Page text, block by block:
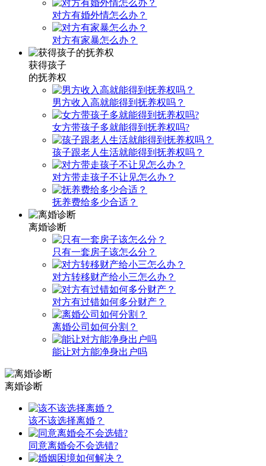
对方有婚外情怎么办？
对方有家暴怎么办？
获得孩子
的抚养权
男方收入高就能得到抚养权吗？
女方带孩子多就能得到抚养权吗?
孩子跟老人生活就能得到抚养权吗？
对方带走孩子不让见怎么办？
抚养费给多少合适？
离婚诊断
只有一套房子该怎么分？
对方转移财产给小三怎么办？
对方有过错如何多分财产？
离婚公司如何分割？
能让对方能净身出户吗
离婚诊断
该不该选择离婚？
同意离婚会不会选错?